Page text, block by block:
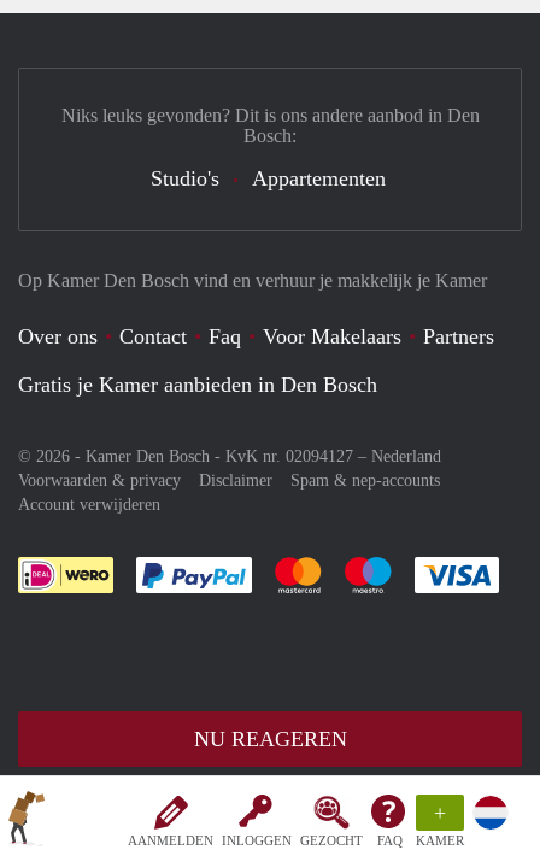
AANMELDEN INLOGGEN GEZOCHT FAQ
+
KAMER
NU REAGEREN
Op Kamer Den Bosch vind en verhuur je makkelijk je Kamer
Over ons Contact Faq Voor Makelaars
Partners
Gratis je Kamer aanbieden in Den Bosch
© 2026 - Kamer Den Bosch - KvK nr. 02094127 – Nederland
Voorwaarden & privacy
Disclaimer
Spam & nep-accounts
Account verwijderen
Je rekent gemakkelijk af met Paypal
Je rekent gemakkelijk af met
Je rekent
Niks leuks gevonden? Dit is ons andere aanbod in Den
Bosch:
Studio's Appartementen